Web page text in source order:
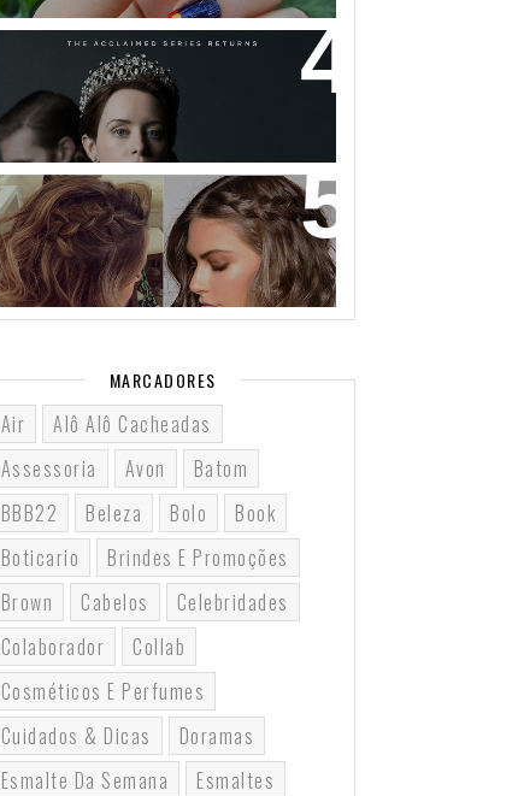
THE CROWN: A HISTÓRIA DA
REALEZA BRITÂNICA COMO VOCÊ
NUNCA VIU!
32 INSPIRAÇÕES DE PENTEADOS
PARA CABELOS CURTOS
MARCADORES
Air
Alô Alô Cacheadas
Assessoria
Avon
Batom
BBB22
Beleza Bolo
Book
Boticario
Brindes E Promoções
Brown
Cabelos
Celebridades
Colaborador
Collab
Cosméticos E Perfumes
Cuidados & Dicas
Doramas
Esmalte Da Semana
Esmaltes